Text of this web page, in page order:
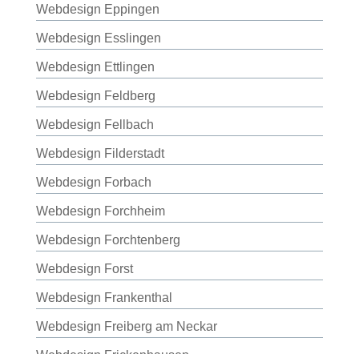
Webdesign Eppingen
Webdesign Esslingen
Webdesign Ettlingen
Webdesign Feldberg
Webdesign Fellbach
Webdesign Filderstadt
Webdesign Forbach
Webdesign Forchheim
Webdesign Forchtenberg
Webdesign Forst
Webdesign Frankenthal
Webdesign Freiberg am Neckar